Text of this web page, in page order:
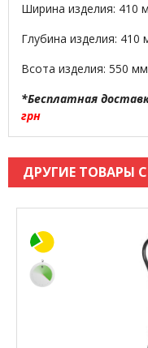
Ширина изделия: 410
Глубина изделия: 410
Всота изделия: 550 мм
*Бесплатная
грн
ДРУГИЕ ТОВАРЫ